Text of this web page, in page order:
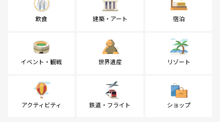
飲食 建築・アート 宿泊
イベント・観戦 世界遺産 リゾート
アクティビティ 鉄道・フライト ショップ